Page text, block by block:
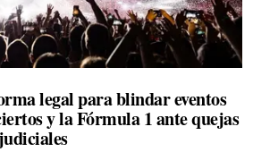
legal para blindar eventos
y la Fórmula 1 ante quejas